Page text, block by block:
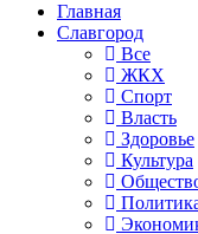
Главная
Славгород
Все
ЖКХ
Спорт
Власть
Здоровье
Культура